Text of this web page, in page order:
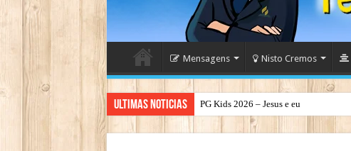
Mensagens Nisto Cremos
Ultimas Noticias PG Kids 2026 – Jesus e eu
PG Teens 2026 – A Luz do Mundo